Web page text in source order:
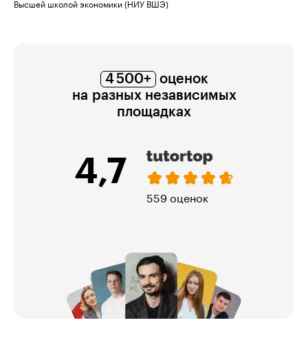
Высшей школой экономики (НИУ ВШЭ)
4 500+
оценок
на разных независимых
площадках
4,7
559 оценок